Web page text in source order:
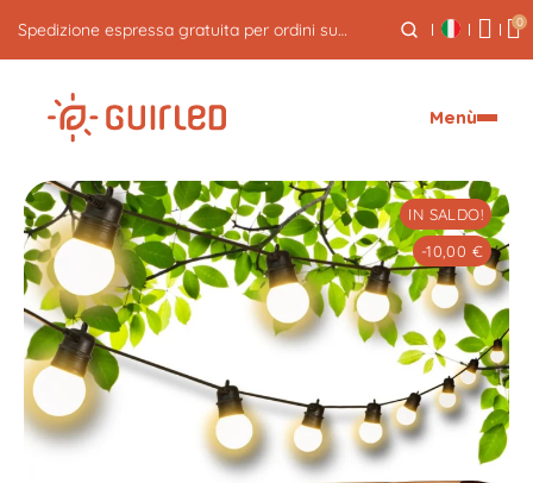
Spedizione espressa gratuita per ordini superiori a 59€ 0
Menù
IN SALDO!
-10,00 €